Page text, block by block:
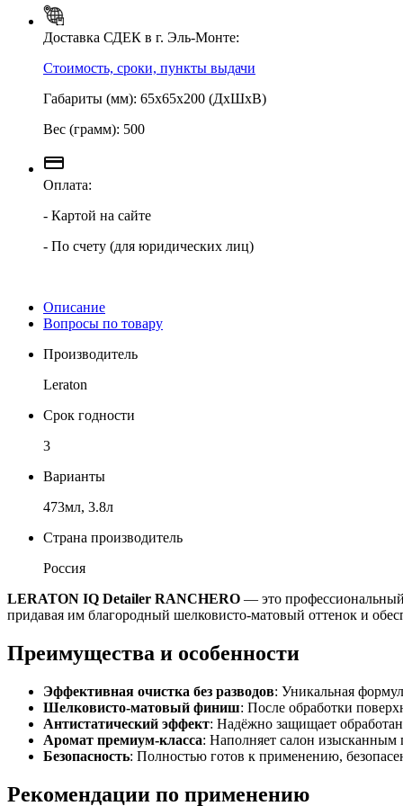
Доставка СДЕК в г. Эль-Монте:
Стоимость, сроки, пункты выдачи
Габариты (мм): 65х65х200 (ДхШхВ)
Вес (грамм): 500
Оплата:
- Картой на сайте
- По счету (для юридических лиц)
Описание
Вопросы по товару
Производитель
Leraton
Срок годности
3
Варианты
473мл, 3.8л
Страна производитель
Россия
LERATON IQ Detailer RANCHERO — это профессиональный
придавая им благородный шелковисто-матовый оттенок и
Преимущества и особенности
Эффективная очистка без разводов: Уникальная
Шелковисто-матовый финиш: После обработки
Антистатический эффект: Надёжно защищает
Аромат премиум-класса: Наполняет салон изысканным
Безопасность: Полностью готов к применению,
Рекомендации по применению